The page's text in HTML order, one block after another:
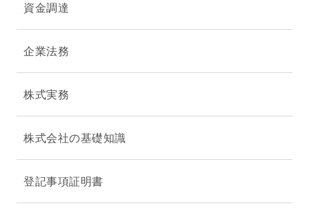
資金調達
企業法務
株式実務
株式会社の基礎知識
登記事項証明書